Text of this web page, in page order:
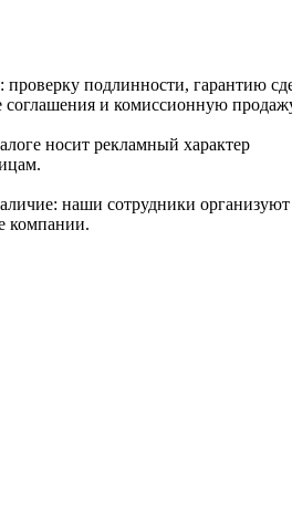
проверку подлинности, гарантию
и комиссионную
носит рекламный характер
наши сотрудники организуют
компании.